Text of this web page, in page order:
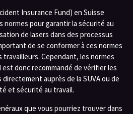
Insurance Fund) en Suisse
pour garantir la sécurité au
de lasers dans des processus
de se conformer à ces normes
Cependant, les normes
donc recommandé de vérifier les
auprès de la SUVA ou de
et sécurité au travail.
que vous pourriez trouver dans